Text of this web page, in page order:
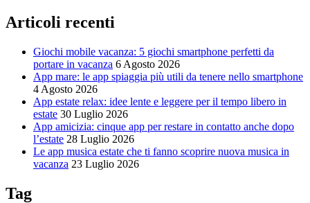
Articoli recenti
Giochi mobile vacanza: 5 giochi smartphone perfetti da
portare in vacanza 6 Agosto 2026
App mare: le app spiaggia più utili da tenere nello smartphone
4 Agosto 2026
App estate relax: idee lente e leggere per il tempo libero in
estate 30 Luglio 2026
App amicizia: cinque app per restare in contatto anche dopo
l’estate 28 Luglio 2026
Le app musica estate che ti fanno scoprire nuova musica in
vacanza 23 Luglio 2026
Tag